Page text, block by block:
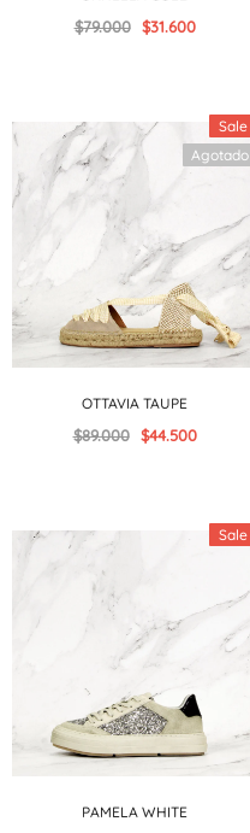
$79.000 $31.600
Sale
Agotado
OTTAVIA TAUPE
$89.000 $44.500
Sale
PAMELA WHITE